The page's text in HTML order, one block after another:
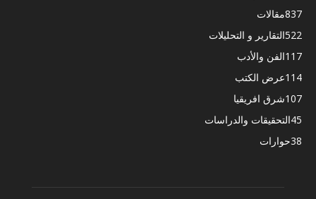
مقالات837
التقارير و التحليلات522
الفن والأدب117
عرض الكتب114
شرق افريقيا107
التحقيقات والدراسات45
حوارات38